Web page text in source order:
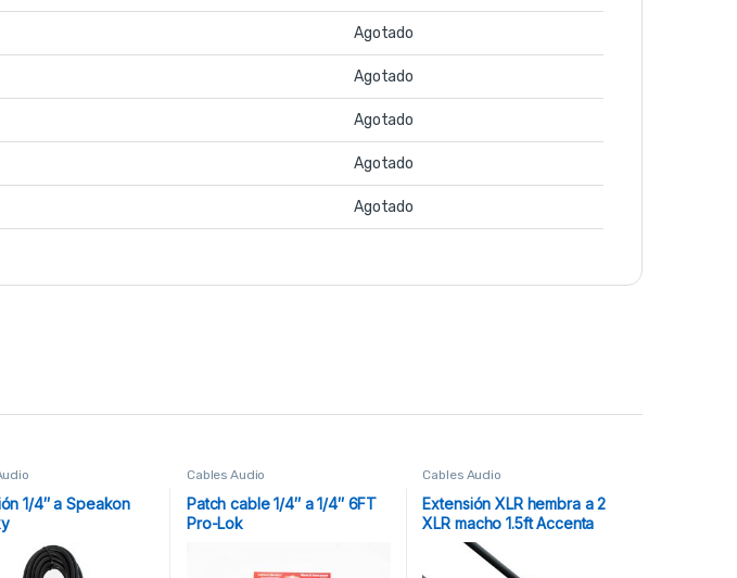
Agotado
Agotado
Agotado
Agotado
Agotado
1/4″ a Speakon
Cables Audio
Patch cable 1/4″ a 1/4″ 6FT
Pro-Lok
Cables Audio
Extensión XLR hembra a 2
XLR macho 1.5ft Accenta